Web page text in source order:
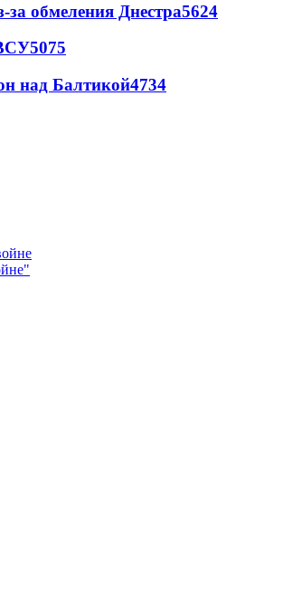
за обмеления Днестра5624
5075
над Балтикой4734